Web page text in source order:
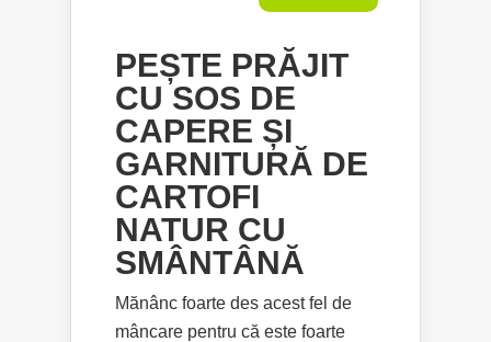
PEȘTE PRĂJIT
CU SOS DE
CAPERE ȘI
GARNITURĂ DE
CARTOFI
NATUR CU
SMÂNTÂNĂ
Mănânc foarte des acest fel de
mâncare pentru că este foarte